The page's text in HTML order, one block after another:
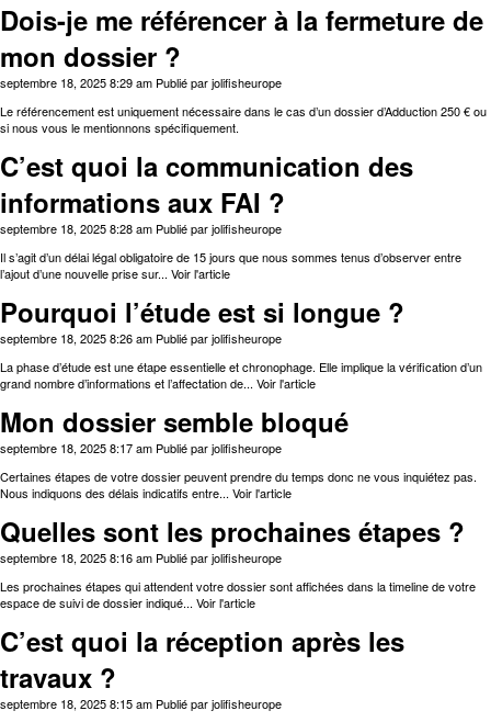
Dois-je me référencer à la fermeture de
mon dossier ?
septembre 18, 2025 8:29 am Publié parjolifisheurope
Le référencement est uniquement nécessaire dans le cas d’un dossier d’Adduction 250 € ou
si nous vous le mentionnons spécifiquement.
C’est quoi la communication des
informations aux FAI ?
septembre 18, 2025 8:28 am Publié parjolifisheurope
Il s’agit d’un délai légal obligatoire de 15 jours que nous sommes tenus d’observer entre
l’ajout d’une nouvelle prise sur... Voir l'article
Pourquoi l’étude est si longue ?
septembre 18, 2025 8:26 am Publié parjolifisheurope
La phase d’étude est une étape essentielle et chronophage. Elle implique la vérification d’un
grand nombre d’informations et l’affectation de... Voir l'article
Mon dossier semble bloqué
septembre 18, 2025 8:17 am Publié parjolifisheurope
Certaines étapes de votre dossier peuvent prendre du temps donc ne vous inquiétez pas.
Nous indiquons des délais indicatifs entre... Voir l'article
Quelles sont les prochaines étapes ?
septembre 18, 2025 8:16 am Publié parjolifisheurope
Les prochaines étapes qui attendent votre dossier sont affichées dans la timeline de votre
espace de suivi de dossier indiqué... Voir l'article
C’est quoi la réception après les
travaux ?
septembre 18, 2025 8:15 am Publié parjolifisheurope